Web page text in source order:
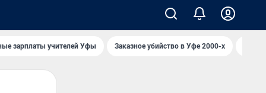
зарплаты учителей Уфы Заказное убийство в Уфе 2000-х